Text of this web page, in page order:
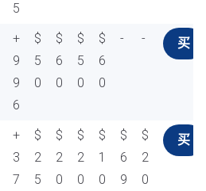
5
+
9
9
6
$
5
0
$
6
0
$
5
0
$
6
0
- - 买
+
3
7
$
2
5
$
2
0
$
2
0
$
1
0
$
6
9
$
2
0
买